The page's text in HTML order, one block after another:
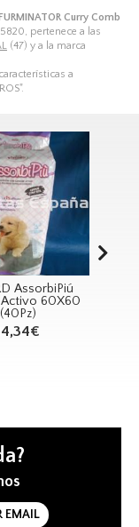
Curry Comb
pertenece a las
(47) y a la marca
a
RECORD
Higiénicas Rollo
EMAIL